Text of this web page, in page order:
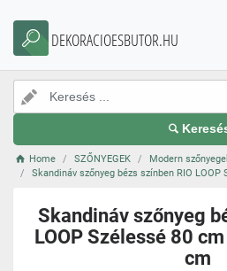
DEKORACIOESBUTOR.HU
Home SZŐNYEGEK
Modern
Skandináv szőnyeg bézs színben RIO
Skandináv szőnyeg
LOOP Szélessé 80
cm